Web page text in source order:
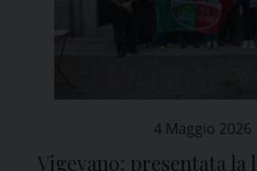
4 Maggio 2026
Vigevano: presentata la